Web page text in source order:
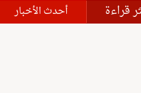
قراءة أحدث الأخبار